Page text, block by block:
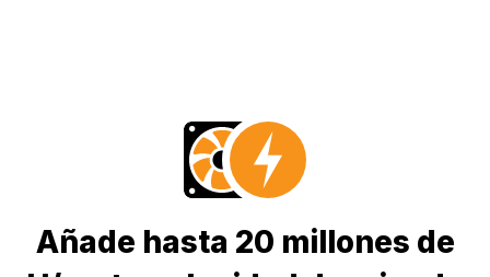
Añade hasta 20 millones de